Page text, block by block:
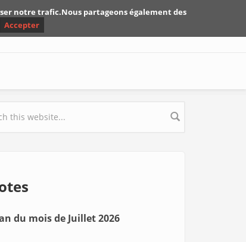
form
du mois de Juillet 2026
notre trafic.Nous partageons également des
Accepter